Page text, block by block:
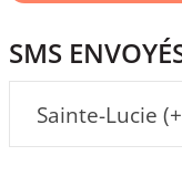
SMS
Sainte-Lucie